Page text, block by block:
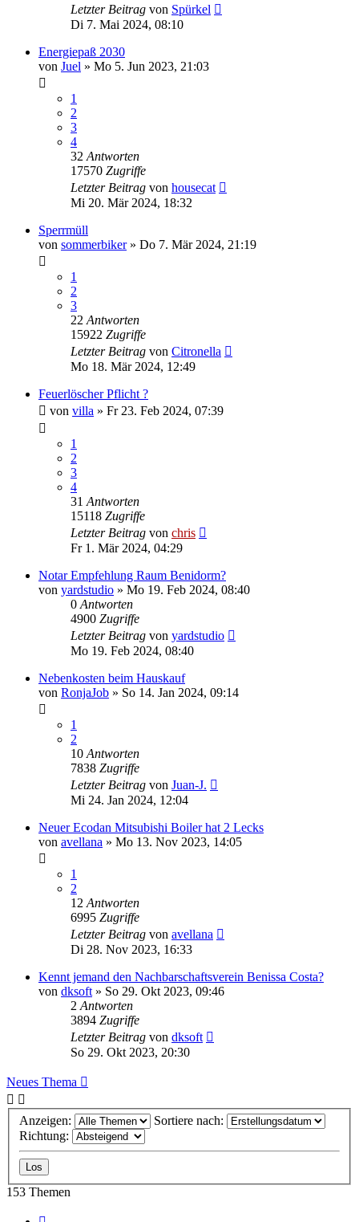
Letzter Beitrag von Spürkel
Di 7. Mai 2024, 08:10
Energiepaß 2030
von Juel » Mo 5. Jun 2023, 21:03
1
2
3
4
32 Antworten
17570 Zugriffe
Letzter Beitrag von housecat
Mi 20. Mär 2024, 18:32
Sperrmüll
von sommerbiker» Do 7. Mär 2024, 21:19
1
2
3
22 Antworten
15922 Zugriffe
Letzter Beitrag von Citronella
Mo 18. Mär 2024, 12:49
Feuerlöscher Pflicht ?
von villa » Fr 23. Feb 2024, 07:39
1
2
3
4
31 Antworten
15118 Zugriffe
Letzter Beitrag von chris
Fr 1. Mär 2024, 04:29
Notar Empfehlung Raum Benidorm?
von yardstudio » Mo 19. Feb 2024, 08:40
0 Antworten
4900 Zugriffe
Letzter Beitrag von yardstudio
Mo 19. Feb 2024, 08:40
Nebenkosten beim Hauskauf
von RonjaJob » So 14. Jan 2024, 09:14
1
2
10 Antworten
7838 Zugriffe
Letzter Beitrag von Juan-J.
Mi 24. Jan 2024, 12:04
Neuer Ecodan Mitsubishi Boiler hat 2 Lecks
von avellana » Mo 13. Nov 2023, 14:05
1
2
12 Antworten
6995 Zugriffe
Letzter Beitrag von avellana
Di 28. Nov 2023, 16:33
Kennt jemand den Nachbarschaftsverein Benissa Costa?
von dksoft » So 29. Okt 2023, 09:46
2 Antworten
3894 Zugriffe
Letzter Beitrag von dksoft
So 29. Okt 2023, 20:30
Neues Thema
Anzeigen:
Sortiere nach:
Richtung:
153 Themen